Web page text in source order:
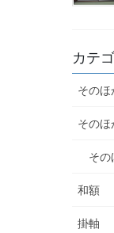
カテ
そのほ
そのほ
その
和額
掛軸